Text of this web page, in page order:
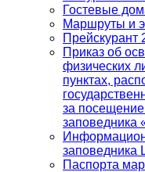
Гостевые
Маршруты и
Прейскурант
Приказ об
физических
пунктах,
за посещение
заповедника
заповедника
Паспорта